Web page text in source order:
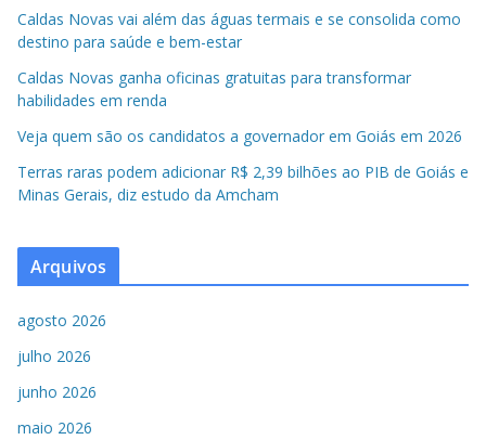
Caldas Novas vai além das águas termais e se consolida como
destino para saúde e bem-estar
Caldas Novas ganha oficinas gratuitas para transformar
habilidades em renda
Veja quem são os candidatos a governador em Goiás em 2026
Terras raras podem adicionar R$ 2,39 bilhões ao PIB de Goiás e
Minas Gerais, diz estudo da Amcham
Arquivos
agosto 2026
julho 2026
junho 2026
maio 2026